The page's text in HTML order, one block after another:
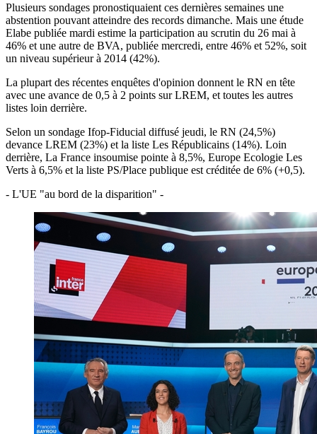
Plusieurs sondages pronostiquaient ces dernières semaines une
abstention pouvant atteindre des records dimanche. Mais une étude
Elabe publiée mardi estime la participation au scrutin du 26 mai à
46% et une autre de BVA, publiée mercredi, entre 46% et 52%, soit
un niveau supérieur à 2014 (42%).
La plupart des récentes enquêtes d'opinion donnent le RN en tête
avec une avance de 0,5 à 2 points sur LREM, et toutes les autres
listes loin derrière.
Selon un sondage Ifop-Fiducial diffusé jeudi, le RN (24,5%)
devance LREM (23%) et la liste Les Républicains (14%). Loin
derrière, La France insoumise pointe à 8,5%, Europe Ecologie Les
Verts à 6,5% et la liste PS/Place publique est créditée de 6% (+0,5).
- L'UE "au bord de la disparition" -